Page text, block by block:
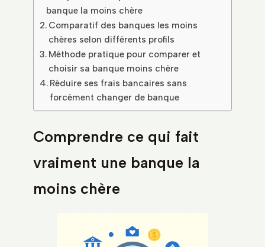
banque la moins chère
Comparatif des banques les moins
chères selon différents profils
Méthode pratique pour comparer et
choisir sa banque moins chère
Réduire ses frais bancaires sans
forcément changer de banque
Comprendre ce qui fait
vraiment une banque la
moins chère